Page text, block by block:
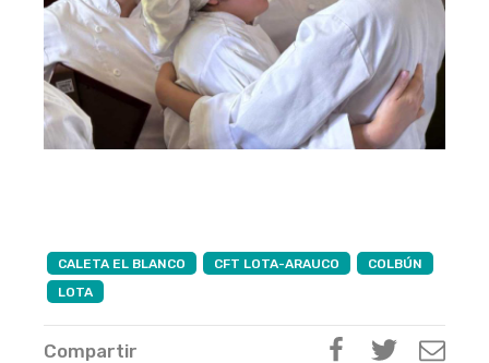
CALETA EL BLANCO CFT LOTA-ARAUCO
COLBÚN
LOTA
Compartir